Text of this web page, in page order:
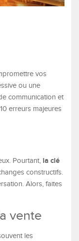
vos
ou une
communication et
erreurs majeures
Pourtant, la clé
constructifs.
Alors, faites
vente
les